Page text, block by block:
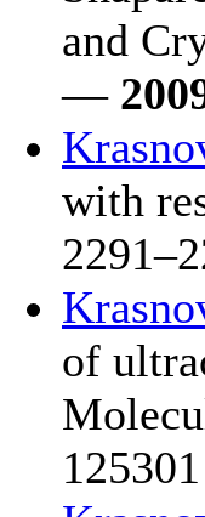
and
—
with
22
of